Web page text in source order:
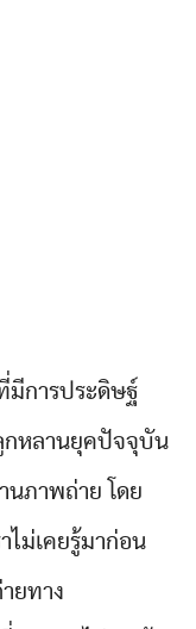
มีการประดิษฐ์
กหลานยุคปัจจุบัน
นภาพถ่าย โดย
ไม่เคยรู้มาก่อน
ยทาง